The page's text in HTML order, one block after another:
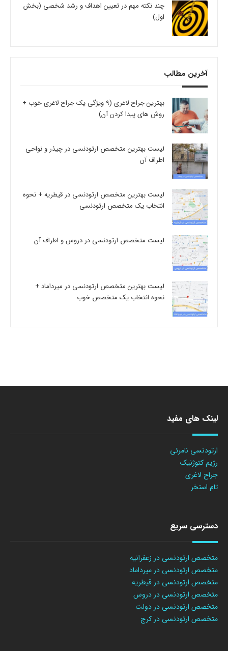
چند نکته مهم در تعیین اهداف و رشد شخصی (بخش
اول)
آخرین مطالب
بهترین جراح لاغری (9 ویژگی یک جراح لاغری خوب +
روش های پیدا کردن آن)
لیست بهترین متخصص ارتودنسی در چیذر و نواحی
اطراف آن
لیست بهترین متخصص ارتودنسی در قیطریه + نحوه
انتخاب یک متخصص ارتودنسی
لیست متخصص ارتودنسی در دروس و اطراف آن
لیست بهترین متخصص ارتودنسی در میرداماد +
نحوه انتخاب یک متخصص خوب
لینک های مفید
ارتودنسی نامرئی
رژیم کتوژنیک
جراح لاغری
تام استخر
دسترسی سریع
متخصص ارتودنسی در زعفرانیه
متخصص ارتودنسی در میرداماد
متخصص ارتودنسی در قیطریه
متخصص ارتودنسی در دروس
متخصص ارتودنسی در دولت
متخصص ارتودنسی در کرج